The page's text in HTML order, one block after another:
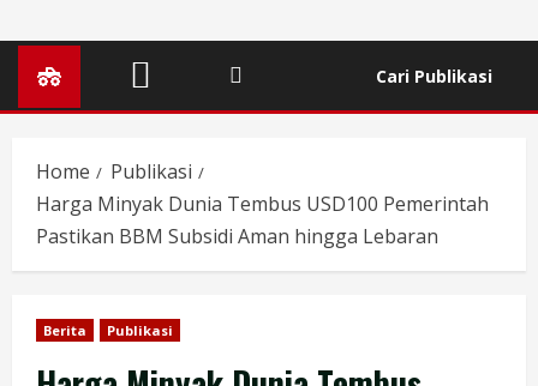
Cari Publikasi
Home
Publikasi
Harga Minyak Dunia Tembus USD100 Pemerintah
Pastikan BBM Subsidi Aman hingga Lebaran
Berita Publikasi